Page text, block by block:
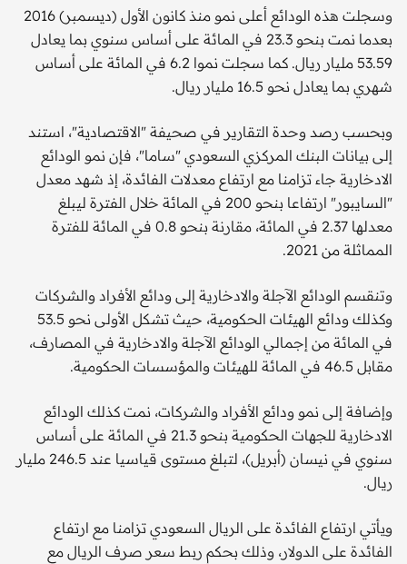
وسجلت هذه الودائع أعلى نمو منذ كانون الأول (ديسمبر) 2016
بعدما نمت بنحو 23.3 في المائة على أساس سنوي بما يعادل
53.59 مليار ريال. كما سجلت نموا 6.2 في المائة على أساس
شهري بما يعادل نحو 16.5 مليار ريال.
وبحسب رصد وحدة التقارير في صحيفة "الاقتصادية"، استند
إلى بيانات البنك المركزي السعودي "ساما"، فإن نمو الودائع
الادخارية جاء تزامنا مع ارتفاع معدلات الفائدة، إذ شهد معدل
"السايبور" ارتفاعا بنحو 200 في المائة خلال الفترة ليبلغ
معدلها 2.37 في المائة، مقارنة بنحو 0.8 في المائة للفترة
المماثلة من 2021.
وتنقسم الودائع الآجلة والادخارية إلى ودائع الأفراد والشركات
وكذلك ودائع الهيئات الحكومية، حيث تشكل الأولى نحو 53.5
في المائة من إجمالي الودائع الآجلة والادخارية في المصارف،
مقابل 46.5 في المائة للهيئات والمؤسسات الحكومية.
وإضافة إلى نمو ودائع الأفراد والشركات، نمت كذلك الودائع
الادخارية للجهات الحكومية بنحو 21.3 في المائة على أساس
سنوي في نيسان (أبريل)، لتبلغ مستوى قياسيا عند 246.5 مليار
ريال.
ويأتي ارتفاع الفائدة على الريال السعودي تزامنا مع ارتفاع
الفائدة على الدولار، وذلك بحكم ربط سعر صرف الريال مع